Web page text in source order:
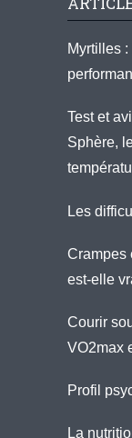
Myrtilles
Test et
Sphère,
Les
Crampes
est-elle
Courir
VO2max
Profil
La